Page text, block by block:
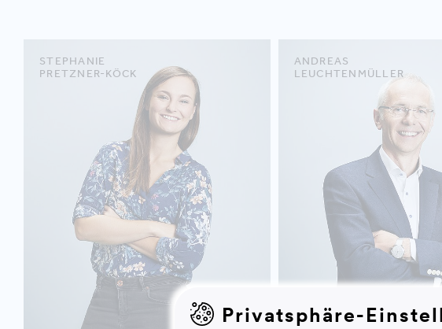
STEPHANIE
PRETZNER-KÖCK
ANDREAS
LEUCHTENMÜLLER
Privatsphäre-